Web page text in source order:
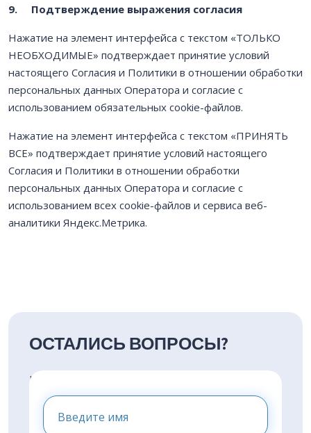
9. Подтверждение выражения согласия
Нажатие на элемент интерфейса с текстом «ТОЛЬКО
НЕОБХОДИМЫЕ» подтверждает принятие условий
настоящего Согласия и Политики в отношении обработки
персональных данных Оператора и согласие с
использованием обязательных cookie-файлов.
Нажатие на элемент интерфейса с текстом «ПРИНЯТЬ
ВСЕ» подтверждает принятие условий настоящего
Согласия и Политики в отношении обработки
персональных данных Оператора и согласие с
использованием всех cookie-файлов и сервиса веб-
аналитики Яндекс.Метрика.
ОСТАЛИСЬ ВОПРОСЫ?
НАПИШИТЕ НАМ И МЫ
ПРЕДОСТАВИМ ВАМ
КОНСУЛЬТАЦИЮ